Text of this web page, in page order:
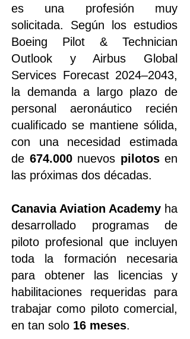
es una profesión muy
solicitada. Según los estudios
Boeing Pilot & Technician
Outlook y Airbus Global
Services Forecast 2024–2043,
la demanda a largo plazo de
personal aeronáutico recién
cualificado se mantiene sólida,
con una necesidad estimada
de 674.000nuevos pilotosen
las próximas dos décadas.
Canavia Aviation Academy ha
desarrollado programas de
piloto profesional que incluyen
toda la formación necesaria
para obtener las licencias y
habilitaciones requeridas para
trabajar como piloto comercial,
en tan solo 16 meses.